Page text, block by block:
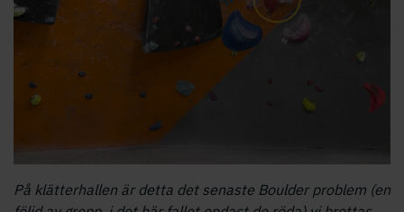
På klätterhallen är detta det senaste Boulder problem (en